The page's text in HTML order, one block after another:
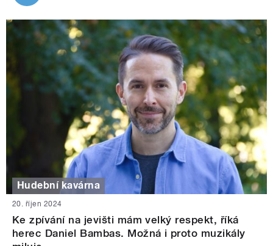
Hudební kavárna
20. říjen 2024
Ke zpívání na jevišti mám velký respekt, říká
herec Daniel Bambas. Možná i proto muzikály